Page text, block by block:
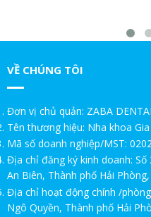
Nha Khoa Gia Bảo - TRI ÂN
TRI ÂN KHÁCH HÀNG THÂN
TRI ÂN KHÁCH HÀNG THÂN
MỪNG 20 NĂM THÀNH LẬP –
SINH VIÊN
20 NĂM ĐỒNG HÀNH – GIA
VỀ CHÚNG TÔI
Đơn vị chủ quản: ZABA
Tên thương hiệu: Nha khoa
Mã số doanh nghiệp/MST:
Địa chỉ đăng ký kinh doanh:
An Biên, Thành phố Hải
Địa chỉ hoạt động chính /
Ngô Quyền, Thành phố Hải